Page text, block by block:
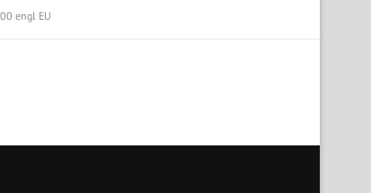
engl EU